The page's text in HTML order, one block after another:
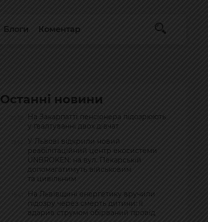
Блоги Коментар
Останні новини
На Закарпатті пенсіонера підозрюють
у ґвалтуванні двох дівчат
У Львові відкрили новий
реабілітаційний центр екосистеми
UNBROKEN: на вул. Пекарській
допомагатимуть військовим
та цивільним
На Львівщині енергетику вручили
підозру через смерть дитини: її
вдарив струмом обірваний провід